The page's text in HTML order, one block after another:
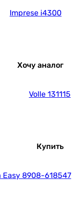
Imprese i4300
Хочу аналог
Volle 131115
Купить
Easy 8908-618547